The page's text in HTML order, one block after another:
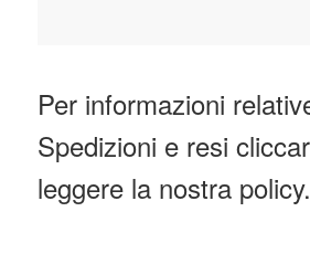
Per informazioni
Spedizioni e resi
leggere la nostra policy.